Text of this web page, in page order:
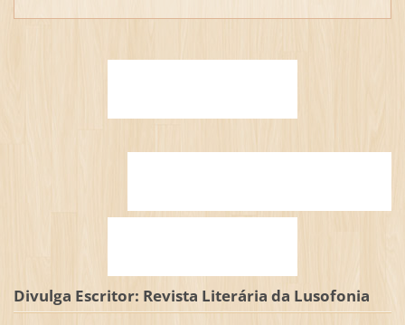
Divulga Escritor: Revista Literária da Lusofonia